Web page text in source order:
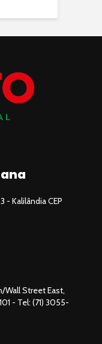
- Kalilândia CEP
Wall Street East,
- Tel: (71) 3055-